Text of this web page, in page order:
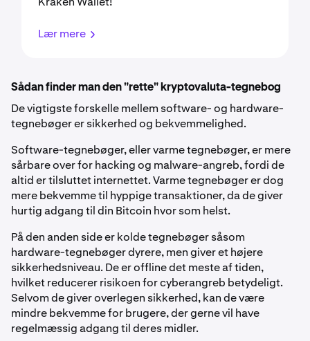
Lær mere
Sådan finder man den "rette" kryptovaluta-tegnebog
De vigtigste forskelle mellem software- og hardware-
tegnebøger er sikkerhed og bekvemmelighed.
Software-tegnebøger, eller varme tegnebøger, er mere
sårbare over for hacking og malware-angreb, fordi de
altid er tilsluttet internettet. Varme tegnebøger er dog
mere bekvemme til hyppige transaktioner, da de giver
hurtig adgang til din Bitcoin hvor som helst.
På den anden side er kolde tegnebøger såsom
hardware-tegnebøger dyrere, men giver et højere
sikkerhedsniveau. De er offline det meste af tiden,
hvilket reducerer risikoen for cyberangreb betydeligt.
Selvom de giver overlegen sikkerhed, kan de være
mindre bekvemme for brugere, der gerne vil have
regelmæssig adgang til deres midler.